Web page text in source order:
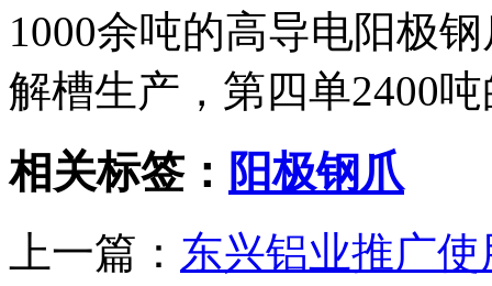
1000余吨的高导电阳极
解槽生产，第四单2400
相关标签： 阳极钢爪
上一篇： 东兴铝业推广